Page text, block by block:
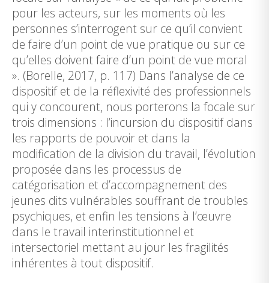
pour les acteurs, sur les moments où les
personnes s’interrogent sur ce qu’il convient
de faire d’un point de vue pratique ou sur ce
qu’elles doivent faire d’un point de vue moral
». (Borelle, 2017, p. 117) Dans l’analyse de ce
dispositif et de la réflexivité des professionnels
qui y concourent, nous porterons la focale sur
trois dimensions : l’incursion du dispositif dans
les rapports de pouvoir et dans la
modification de la division du travail, l’évolution
proposée dans les processus de
catégorisation et d’accompagnement des
jeunes dits vulnérables souffrant de troubles
psychiques, et enfin les tensions à l’œuvre
dans le travail interinstitutionnel et
intersectoriel mettant au jour les fragilités
inhérentes à tout dispositif.